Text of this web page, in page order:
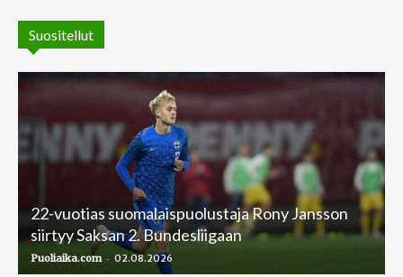
Suositellut
22-vuotias suomalaispuolustaja Rony Jansson
siirtyy Saksan 2. Bundesliigaan
Puoliaika.com - 02.08.2026